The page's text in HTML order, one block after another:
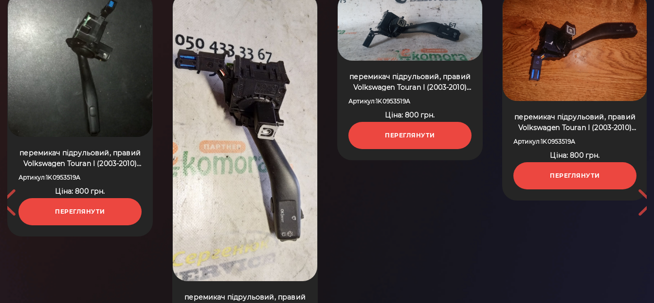
перемикач підрульовий, правий
Volkswagen Touran I (2003-2010)
1K0953519A
Артикул:1K0953519A
Ціна: 800 грн.
ПЕРЕГЛЯНУТИ
перемикач підрульовий, правий
перемикач підрульовий, правий
Volkswagen Touran I (2003-2010)
1K0953519A
Артикул:1K0953519A
Ціна: 800 грн.
ПЕРЕГЛЯНУТИ
перемикач підрульовий, правий
Volkswagen Touran I (2003-2010)
1K0953519A
Артикул:1K0953519A
Ціна: 800 грн.
ПЕРЕГЛЯНУТИ